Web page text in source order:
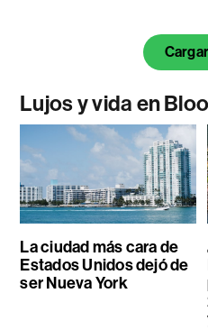
Lujos y vida en
La ciudad más cara de
Estados Unidos dejó de
ser Nueva York